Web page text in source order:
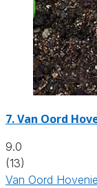
7.Van Oord
9.0
(13)
Van Oord